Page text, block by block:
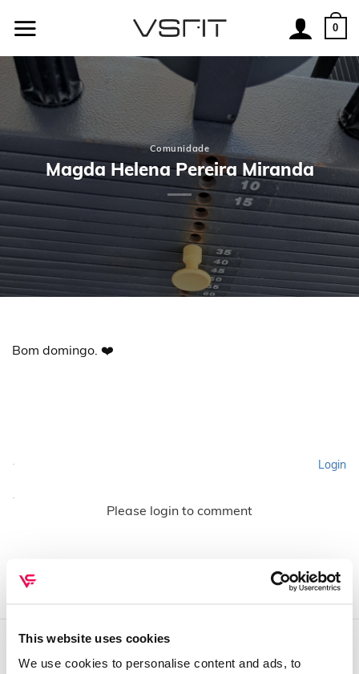
This website uses cookies
We use cookies to personalise content and ads, to
0
Comunidade
Magda Helena Pereira Miranda
Bom domingo. ❤️
Login
Please login to comment
QUEM SOMOS